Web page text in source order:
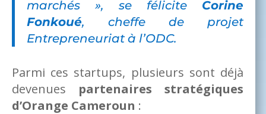
marchés », se félicite Corine
Fonkoué, cheffe de projet
Entrepreneuriat à l’ODC.
Parmi ces startups, plusieurs sont déjà
devenues partenaires stratégiques
d’Orange Cameroun :